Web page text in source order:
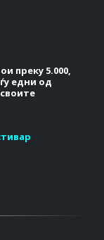
преку 5.000,
едни од